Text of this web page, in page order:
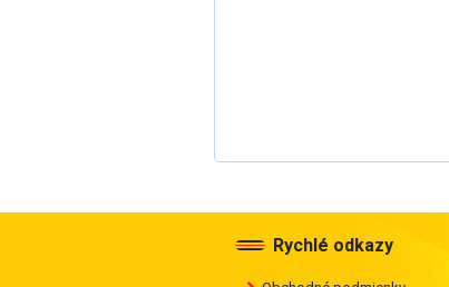
Rychlé odkazy